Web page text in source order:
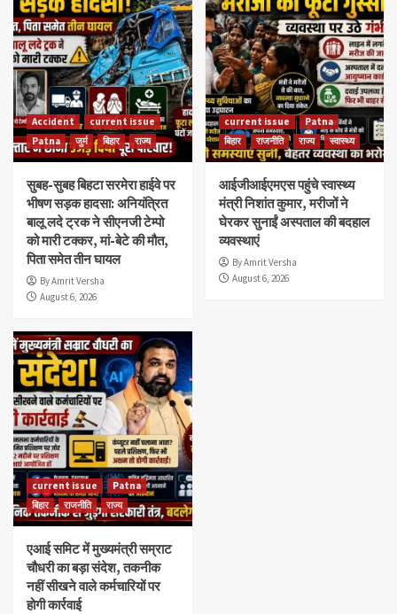
Accident
current issue
Patna
जुर्म बिहार राज्य
सुबह-सुबह बिहटा सरमेरा हाईवे पर
भीषण सड़क हादसा: अनियंत्रित
बालू लदे ट्रक ने सीएनजी टेम्पो
को मारी टक्कर, मां-बेटे की मौत,
पिता समेत तीन घायल
By Amrit Versha
August 6, 2026
current issue
Patna
बिहार
राजनीति राज्य स्वास्थ्य
आईजीआईएमएस पहुंचे स्वास्थ्य
मंत्री निशांत कुमार, मरीजों ने
घेरकर सुनाईं अस्पताल की बदहाल
व्यवस्थाएं
By Amrit Versha
August 6, 2026
current issue
Patna
बिहार
राजनीति राज्य
एआई समिट में मुख्यमंत्री सम्राट
चौधरी का बड़ा संदेश, तकनीक
नहीं सीखने वाले कर्मचारियों पर
होगी कार्रवाई